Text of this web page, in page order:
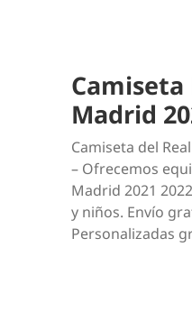
Camiseta
Madrid
Camiseta del
– Ofrecemos
Madrid 2021
y niños. Envío
Personalizadas